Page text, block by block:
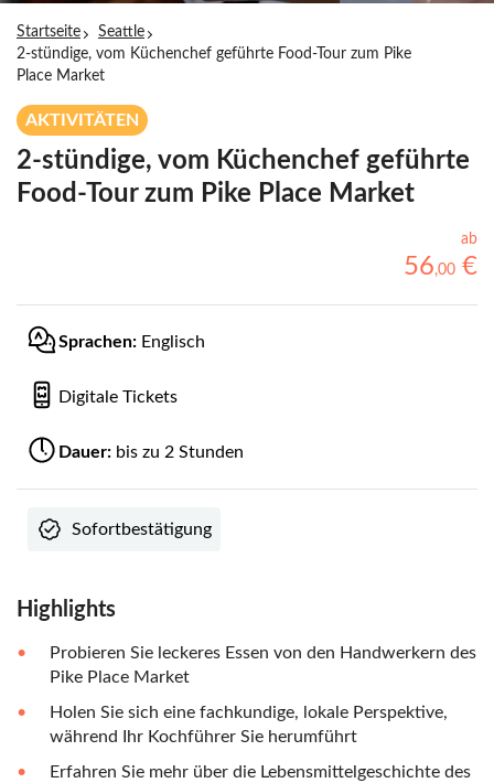
Startseite
Seattle
2-stündige, vom Küchenchef geführte Food-Tour zum Pike
Place Market
AKTIVITÄTEN
2-stündige, vom Küchenchef geführte
Food-Tour zum Pike Place Market
ab
56,00 €
Sprachen: Englisch
Digitale Tickets
Dauer: bis zu 2 Stunden
Sofortbestätigung
Highlights
Probieren Sie leckeres Essen von den Handwerkern des
Pike Place Market
Holen Sie sich eine fachkundige, lokale Perspektive,
während Ihr Kochführer Sie herumführt
Erfahren Sie mehr über die Lebensmittelgeschichte des